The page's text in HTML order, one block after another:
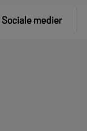
Sociale medier